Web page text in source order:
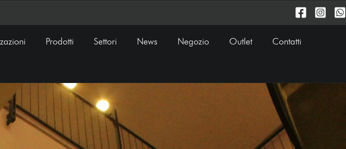
Prodotti Settori News Negozio Outlet Contatti